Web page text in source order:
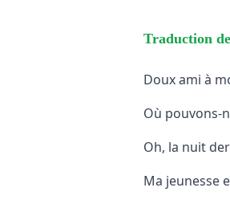
Traduction
Doux ami à
Où pouvons-
Oh, la nuit
Ma jeunesse